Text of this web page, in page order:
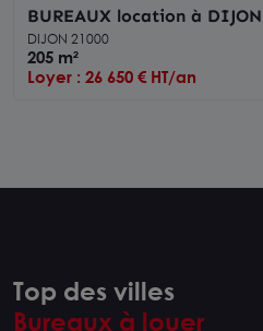
BUREAUX location à
DIJON 21000
205 m²
Loyer : 26 650 € HT/an
Top des villes
Bureaux à louer